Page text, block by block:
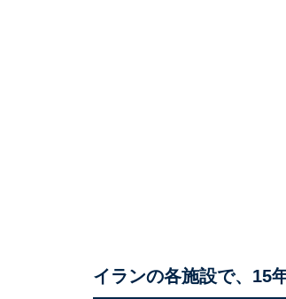
イランの各施設で、15